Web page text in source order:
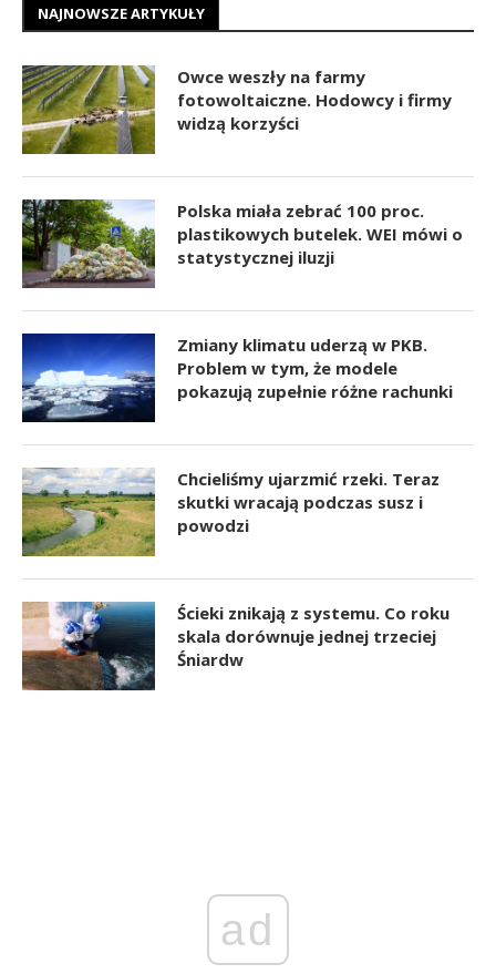
NAJNOWSZE ARTYKUŁY
Owce weszły na farmy
fotowoltaiczne. Hodowcy i firmy
widzą korzyści
Polska miała zebrać 100 proc.
plastikowych butelek. WEI mówi o
statystycznej iluzji
Zmiany klimatu uderzą w PKB.
Problem w tym, że modele
pokazują zupełnie różne rachunki
Chcieliśmy ujarzmić rzeki. Teraz
skutki wracają podczas susz i
powodzi
Ścieki znikają z systemu. Co roku
skala dorównuje jednej trzeciej
Śniardw
ad